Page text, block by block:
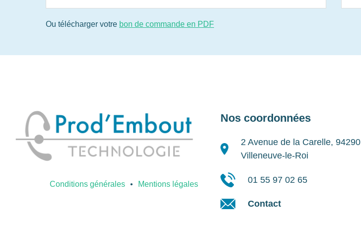
Ou télécharger votre bon de commande en PDF
Conditions générales Mentions légales
Nos coordonnées
2 Avenue de la Carelle, 94290
Villeneuve-le-Roi
01 55 97 02 65
Contact